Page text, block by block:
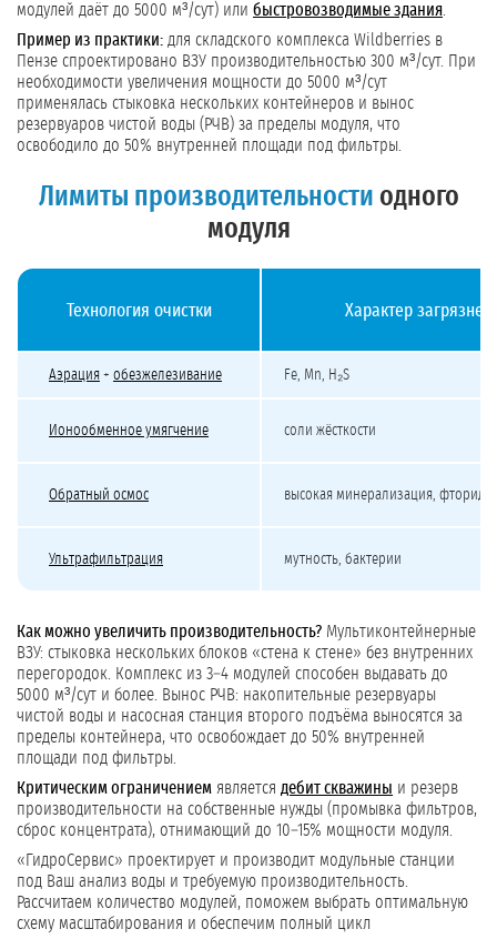
модулей даёт до 5000 м³/сут) или быстровозводимые здания
Пример из практики: для складского комплекса Wildberries в
Пензе спроектировано ВЗУ производительностью 300 м³/сут. При
необходимости увеличения мощности до 5000 м³/сут
применялась стыковка нескольких контейнеров и вынос
резервуаров чистой воды (РЧВ) за пределы модуля, что
освободило до 50% внутренней площади под фильтры.
Лимиты производительности одного
модуля
Технология очистки Характер
Аэрация + обезжелезивание Fe, Mn, H₂S
Ионообменное умягчение соли жёсткости
Обратный осмос высокая минерализация, фториды
Ультрафильтрация мутность, бактерии
Как можно увеличить производительность? Мультиконтейнерные
ВЗУ: стыковка нескольких блоков «стена к стене» без внутренних
перегородок. Комплекс из 3–4 модулей способен выдавать до
5000 м³/сут и более. Вынос РЧВ: накопительные резервуары
чистой воды и насосная станция второго подъёма выносятся за
пределы контейнера, что освобождает до 50% внутренней
площади под фильтры.
Критическим ограничением является дебит скважины и резерв
производительности на собственные нужды (промывка фильтров,
сброс концентрата), отнимающий до 10–15% мощности модуля.
«ГидроСервис» проектирует и производит модульные станции
под Ваш анализ воды и требуемую производительность.
Рассчитаем количество модулей, поможем выбрать оптимальную
схему масштабирования и обеспечим полный цикл